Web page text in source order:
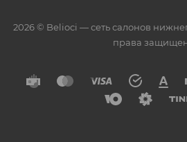
2026 © Belioci — сеть салонов
права